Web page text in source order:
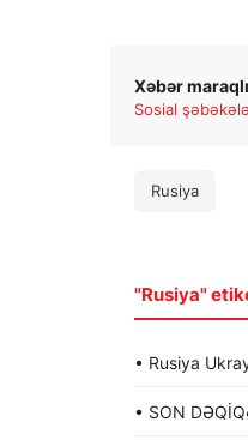
Xəbər
Sosial
Rusiya
"Rusiya"
• Rusiya
• SON